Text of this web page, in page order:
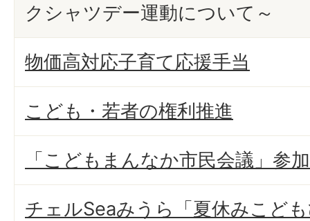
クシャツデー運動について～
物価高対応子育て応援手当
こども・若者の権利推進
「こどもまんなか市民会議」参
チェルSeaみうら「夏休みこど